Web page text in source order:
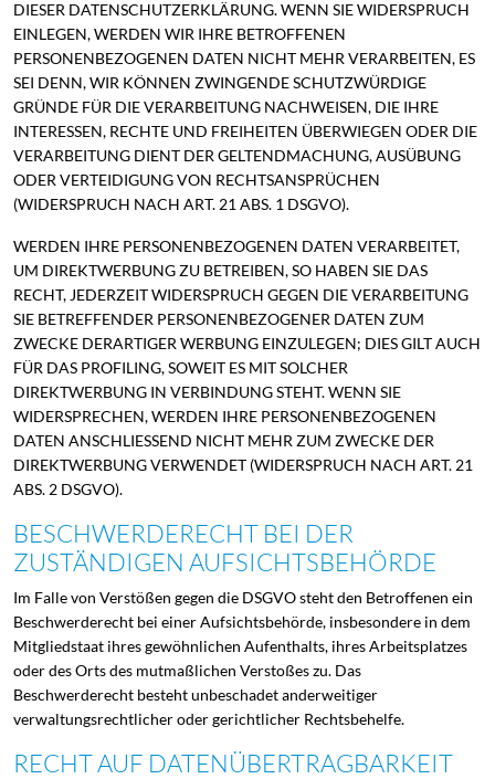
DIESER DATENSCHUTZERKLÄRUNG. WENN SIE WIDERSPRUCH
EINLEGEN, WERDEN WIR IHRE BETROFFENEN
PERSONENBEZOGENEN DATEN NICHT MEHR VERARBEITEN, ES
SEI DENN, WIR KÖNNEN ZWINGENDE SCHUTZWÜRDIGE
GRÜNDE FÜR DIE VERARBEITUNG NACHWEISEN, DIE IHRE
INTERESSEN, RECHTE UND FREIHEITEN ÜBERWIEGEN ODER DIE
VERARBEITUNG DIENT DER GELTENDMACHUNG, AUSÜBUNG
ODER VERTEIDIGUNG VON RECHTSANSPRÜCHEN
(WIDERSPRUCH NACH ART. 21 ABS. 1 DSGVO).
WERDEN IHRE PERSONENBEZOGENEN DATEN VERARBEITET,
UM DIREKTWERBUNG ZU BETREIBEN, SO HABEN SIE DAS
RECHT, JEDERZEIT WIDERSPRUCH GEGEN DIE VERARBEITUNG
SIE BETREFFENDER PERSONENBEZOGENER DATEN ZUM
ZWECKE DERARTIGER WERBUNG EINZULEGEN; DIES GILT AUCH
FÜR DAS PROFILING, SOWEIT ES MIT SOLCHER
DIREKTWERBUNG IN VERBINDUNG STEHT. WENN SIE
WIDERSPRECHEN, WERDEN IHRE PERSONENBEZOGENEN
DATEN ANSCHLIESSEND NICHT MEHR ZUM ZWECKE DER
DIREKTWERBUNG VERWENDET (WIDERSPRUCH NACH ART. 21
ABS. 2 DSGVO).
BESCHWERDE­RECHT BEI DER
ZUSTÄNDIGEN AUFSICHTS­BEHÖRDE
Im Falle von Verstößen gegen die DSGVO steht den Betroffenen ein
Beschwerderecht bei einer Aufsichtsbehörde, insbesondere in dem
Mitgliedstaat ihres gewöhnlichen Aufenthalts, ihres Arbeitsplatzes
oder des Orts des mutmaßlichen Verstoßes zu. Das
Beschwerderecht besteht unbeschadet anderweitiger
verwaltungsrechtlicher oder gerichtlicher Rechtsbehelfe.
RECHT AUF DATEN­ÜBERTRAG­BARKEIT